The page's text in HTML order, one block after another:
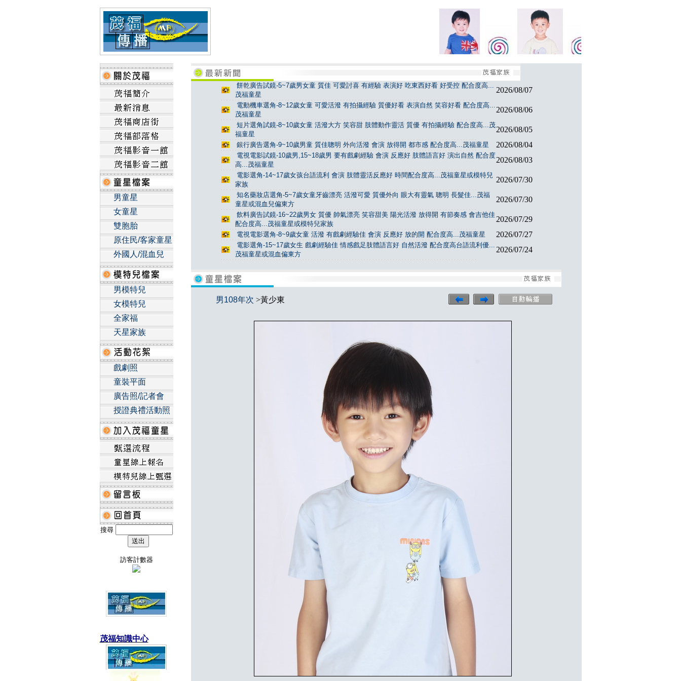
男童星
女童星
雙胞胎
原住民/客家童星
外國人/混血兒
男模特兒
女模特兒
全家福
天星家族
戲劇照
童裝平面
廣告照/記者會
授證典禮活動照
搜尋
訪客計數器
茂福知識中心
餅乾廣告試鏡-5~7歲男女童 質佳 可愛討喜 有經驗 表演好 吃東西好看 好受控 配合度高...
茂福童星
2026/08/07
電動機車選角-8~12歲女童 可愛活潑 有拍攝經驗 質優好看 表演自然 笑容好看 配合度高...
茂福童星
2026/08/06
短片選角試鏡-8~10歲女童 活潑大方 笑容甜 肢體動作靈活 質優 有拍攝經驗 配合度高...茂
福童星
2026/08/05
銀行廣告選角-9~10歲男童 質佳聰明 外向活潑 會演 放得開 都市感 配合度高...茂福童星 2026/08/04
電視電影試鏡-10歲男,15~18歲男 要有戲劇經驗 會演 反應好 肢體語言好 演出自然 配合度
高...茂福童星
2026/08/03
電影選角-14~17歲女孩台語流利 會演 肢體靈活反應好 時間配合度高...茂福童星或模特兒
家族
2026/07/30
知名藥妝店選角-5~7歲女童牙齒漂亮 活潑可愛 質優外向 眼大有靈氣 聰明 長髮佳...茂福
童星或混血兒偏東方
2026/07/30
飲料廣告試鏡-16~22歲男女 質優 帥氣漂亮 笑容甜美 陽光活潑 放得開 有節奏感 會吉他佳
配合度高...茂福童星或模特兒家族
2026/07/29
電視電影選角-8~9歲女童 活潑 有戲劇經驗佳 會演 反應好 放的開 配合度高...茂福童星 2026/07/27
電影選角-15~17歲女生 戲劇經驗佳 情感戲足肢體語言好 自然活潑 配合度高台語流利優...
茂福童星或混血偏東方
2026/07/24
男108年次 >黃少東